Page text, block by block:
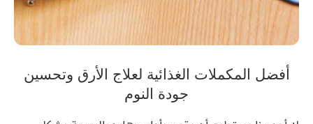
أفضل المكملات الغذائية لعلاج الأرق وتحسين
جودة النوم